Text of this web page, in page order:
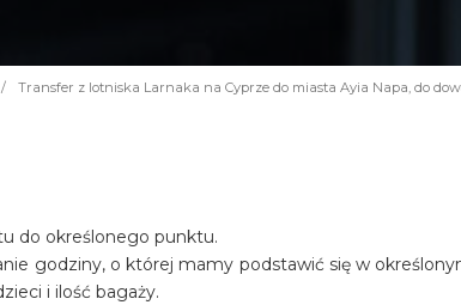
/ Transfer z lotniska Larnaka na Cyprze do miasta Ayia Napa, do
do określonego punktu.
godziny, o której mamy podstawić się w
i ilość bagaży.